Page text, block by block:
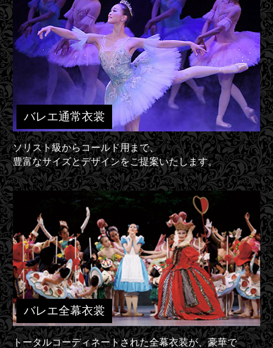
バレエ通常衣裳
ソリスト級からコールド用まで、
豊富なサイズとデザインをご提案いたします。
バレエ全幕衣裳
トータルコーディネートされた全幕衣装が、豪華で